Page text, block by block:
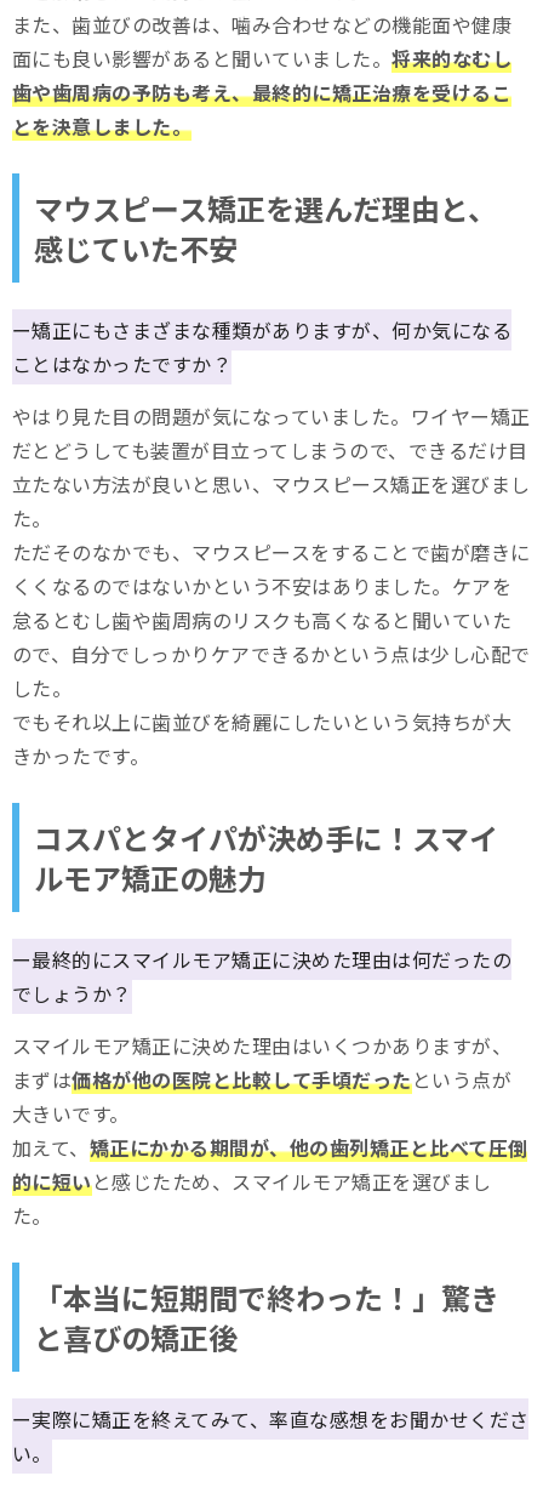
また、歯並びの改善は、噛み合わせなどの機能面や健康
面にも良い影響があると聞いていました。将来的なむし
歯や歯周病の予防も考え、最終的に矯正治療を受けるこ
とを決意しました。
マウスピース矯正を選んだ理由と、
感じていた不安
ー矯正にもさまざまな種類がありますが、何か気になる
ことはなかったですか？
やはり見た目の問題が気になっていました。ワイヤー矯正
だとどうしても装置が目立ってしまうので、できるだけ目
立たない方法が良いと思い、マウスピース矯正を選びまし
た。
ただそのなかでも、マウスピースをすることで歯が磨きに
くくなるのではないかという不安はありました。ケアを
怠るとむし歯や歯周病のリスクも高くなると聞いていた
ので、自分でしっかりケアできるかという点は少し心配で
した。
でもそれ以上に歯並びを綺麗にしたいという気持ちが大
きかったです。
コスパとタイパが決め手に！スマイ
ルモア矯正の魅力
ー最終的にスマイルモア矯正に決めた理由は何だったの
でしょうか？
スマイルモア矯正に決めた理由はいくつかありますが、
まずは価格が他の医院と比較して手頃だったという点が
大きいです。
加えて、 矯正にかかる期間が、他の歯列矯正と比べて圧倒
的に短いと感じたため、スマイルモア矯正を選びまし
た。
「本当に短期間で終わった！」驚き
と喜びの矯正後
ー実際に矯正を終えてみて、率直な感想をお聞かせくださ
い。